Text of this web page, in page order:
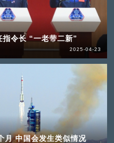
令长 “一老带二新”
2025-04-23
月 中国会发生类似情况